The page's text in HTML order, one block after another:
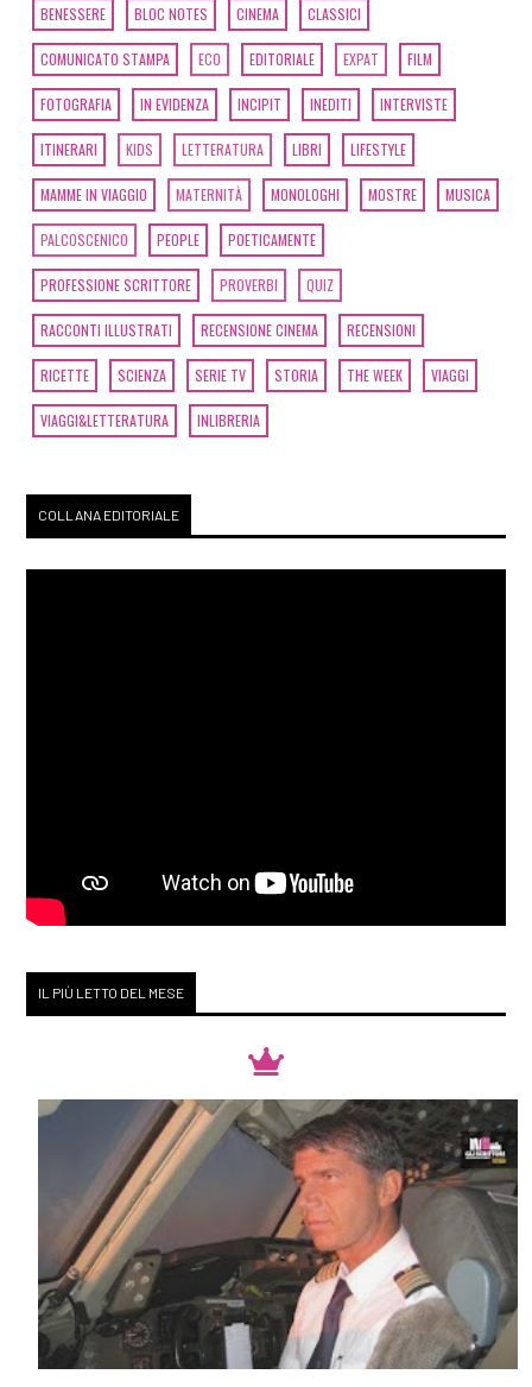
BENESSERE BLOC NOTES CINEMA CLASSICI
COMUNICATO STAMPA ECO EDITORIALE EXPAT FILM
FOTOGRAFIA IN EVIDENZA INCIPIT INEDITI INTERVISTE
ITINERARI KIDS LETTERATURA LIBRI LIFESTYLE
MAMME IN VIAGGIO MATERNITÀ MONOLOGHI MOSTRE MUSICA
PALCOSCENICO PEOPLE POETICAMENTE
PROFESSIONE SCRITTORE PROVERBI QUIZ
RACCONTI ILLUSTRATI RECENSIONE CINEMA RECENSIONI
RICETTE SCIENZA SERIE TV STORIA THE WEEK VIAGGI
VIAGGI&LETTERATURA INLIBRERIA
COLLANA EDITORIALE
IL PIÙ LETTO DEL MESE